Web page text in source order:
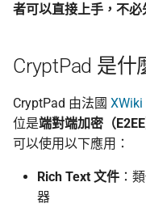
者可以直接上手，不必
CryptPad 是什
CryptPad 由法國 XWiki
位是端對端加密（
可以使用以下應用：
Rich Text 文件 ：
器